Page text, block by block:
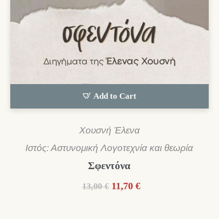
Add to Cart
Χουσνή Έλενα
Ιστός: Αστυνομική Λογοτεχνία και θεωρία
Σφεντόνα
13,00 € Original
11,70 €Η